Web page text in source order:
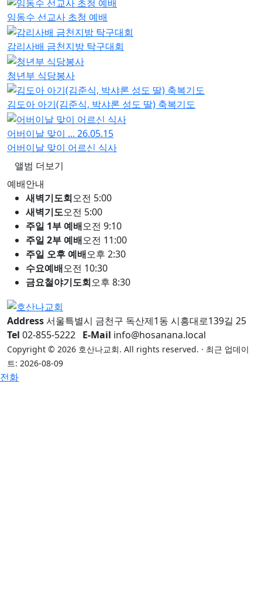
임동수 선교사 초청 예배
감리사배 금천지방 탁구대회
청년부 식당봉사
김도아 아기(김준식, 박샤론 성도 딸) 축복기도
어버이날 맞이 ... 26.05.15
어버이날 맞이 어르신 식사
앨범 더보기
예배안내
새벽기도회오전 5:00
새벽기도오전 5:00
주일 1부 예배오전 9:10
주일 2부 예배오전 11:00
주일 오후 예배오후 2:30
수요예배오전 10:30
금요철야기도회오후 8:30
Address서울특별시 금천구 독산제1동 시흥대로139길 25
Tel 02-855-5222 E-Mail info@hosanana.local
Copyright © 2026 호산나교회. All rights reserved. · 최근 업데이
트: 2026-08-09
전화